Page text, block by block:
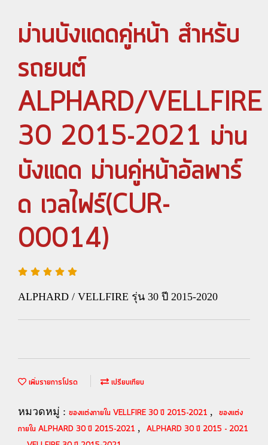
ม่านบังแดดคู่หน้า สำหรับ
รถยนต์
ALPHARD/VELLFIRE
30 2015-2021 ม่าน
บังแดด ม่านคู่หน้าอัลพาร์
ด เวลไฟร์(CUR-
00014)
ALPHARD / VELLFIRE รุ่น 30 ปี 2015-2020
เพิ่มรายการโปรด เปรียบเทียบ
หมวดหมู่ : ของแต่งภายใน VELLFIRE 30 ปี 2015-2021 , ของแต่ง
ภายใน ALPHARD 30 ปี 2015-2021 , ALPHARD 30 ปี 2015 - 2021